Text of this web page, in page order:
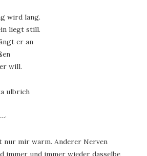
wird lang.
liegt still.
er an
will.
ulbrich
nur mir warm. Anderer Nerven
immer und immer wieder dasselbe